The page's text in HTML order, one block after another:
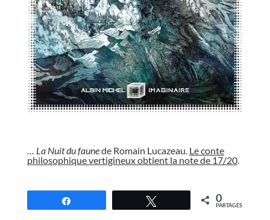
… La Nuit du faunede Romain Lucazeau. Le conte
philosophique vertigineux obtient la note de 17/20.
0
PARTAGES